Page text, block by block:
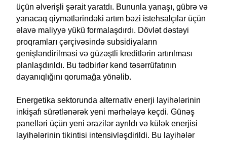
üçün əlverişli şərait yaratdı. Bununla yanaşı, gübrə və
yanacaq qiymətlərindəki artım bəzi istehsalçılar üçün
əlavə maliyyə yükü formalaşdırdı. Dövlət dəstəyi
proqramları çərçivəsində subsidiyaların
genişləndirilməsi və güzəştli kreditlərin artırılması
planlaşdırıldı. Bu tədbirlər kənd təsərrüfatının
dayanıqlığını qorumağa yönəlib.
Energetika sektorunda alternativ enerji layihələrinin
inkişafı sürətlənərək yeni mərhələyə keçdi. Günəş
panelləri üçün yeni ərazilər ayrıldı və külək enerjisi
layihələrinin tikintisi intensivləşdirildi. Bu layihələr